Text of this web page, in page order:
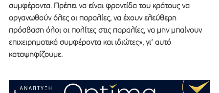
συμφέροντα. Πρέπει να είναι φροντίδα του κράτους να
οργανωθούν όλες οι παραλίες, να έχουν ελεύθερη
πρόσβαση όλοι οι πολίτες στις παραλίες, να μην μπαίνουν
επιχειρηματικά συμφέροντα και ιδιώτες», γι’ αυτό
καταψηφίζουμε.